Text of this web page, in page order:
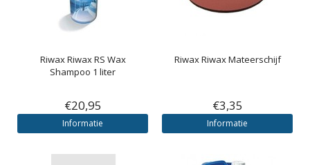
RiwaxRiwax RS Wax
Shampoo 1 liter
€20,95
Informatie
RiwaxRiwax Mateerschijf
€3,35
Informatie